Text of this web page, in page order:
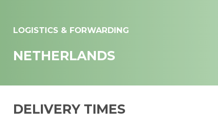
LOGISTICS & FORWARDING
NETHERLANDS
DELIVERY TIMES